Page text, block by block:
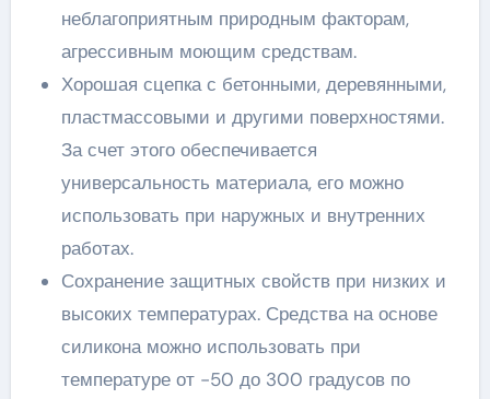
неблагоприятным природным факторам,
агрессивным моющим средствам.
Хорошая сцепка с бетонными, деревянными,
пластмассовыми и другими поверхностями.
За счет этого обеспечивается
универсальность материала, его можно
использовать при наружных и внутренних
работах.
Сохранение защитных свойств при низких и
высоких температурах. Средства на основе
силикона можно использовать при
температуре от -50 до 300 градусов по